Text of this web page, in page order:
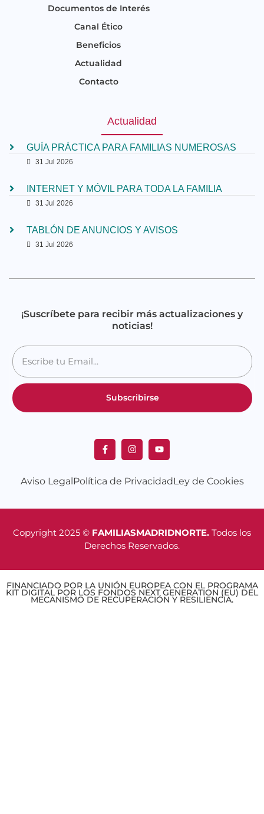
Documentos de Interés
Canal Ético
Beneficios
Actualidad
Contacto
Actualidad
GUÍA PRÁCTICA PARA FAMILIAS NUMEROSAS
31 Jul 2026
INTERNET Y MÓVIL PARA TODA LA FAMILIA
31 Jul 2026
TABLÓN DE ANUNCIOS Y AVISOS
31 Jul 2026
¡Suscríbete para recibir más actualizaciones y
noticias!
Subscribirse
Aviso LegalPolítica de PrivacidadLey de Cookies
Copyright 2025 © FAMILIASMADRIDNORTE. Todos los
Derechos Reservados.
FINANCIADO POR LA UNIÓN EUROPEA CON EL PROGRAMA
KIT DIGITAL POR LOS FONDOS NEXT GENERATION (EU) DEL
MECANISMO DE RECUPERACIÓN Y RESILIENCIA.